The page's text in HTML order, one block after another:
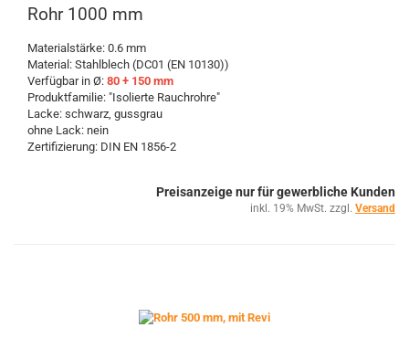
Rohr 1000 mm
Materialstärke: 0.6 mm
Material: Stahlblech (DC01 (EN 10130))
Verfügbar in Ø: 80 + 150 mm
Produktfamilie: "Isolierte Rauchrohre"
Lacke: schwarz, gussgrau
ohne Lack: nein
Zertifizierung: DIN EN 1856-2
Preisanzeige nur für gewerbliche Kunden
inkl. 19% MwSt. zzgl. Versand